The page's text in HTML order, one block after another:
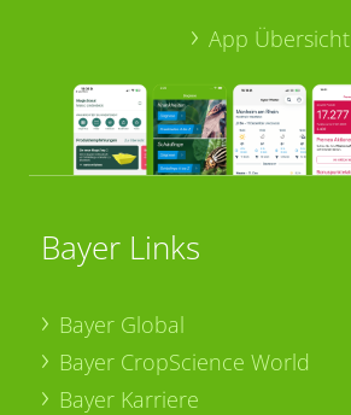
App Übersicht
Bayer Links
Bayer Global
Bayer CropScience World
Bayer Karriere